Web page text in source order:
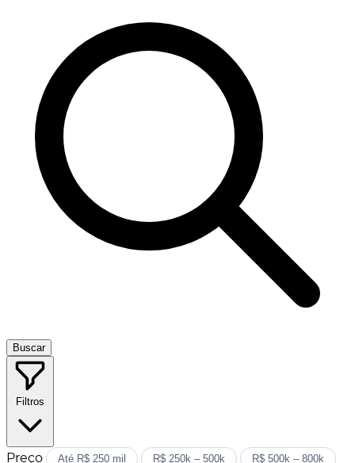
Buscar
Filtros
Preço Até R$ 250 mil R$ 250k – 500k
R$ 500k – 800k